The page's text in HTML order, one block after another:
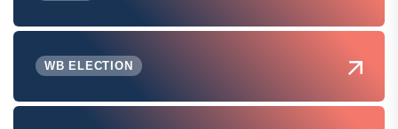
WB ELECTION